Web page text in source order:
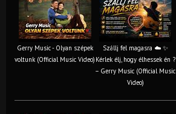
Gerry Music - Olyan szépek
voltunk (Official Music Video)
Szállj fel magasra ☁️ ✨
Kérlek élj, hogy élhessek én ?
– Gerry Music (Official Music
Video)